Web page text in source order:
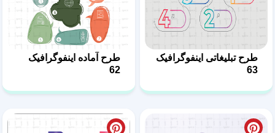
طرح تبلیغاتی اینفوگرافیک
63
طرح آماده اینفوگرافیک
62